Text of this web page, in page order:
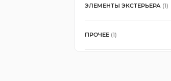
ЭЛЕМЕНТЫ ЭКСТЕРЬЕРА (1)
ПРОЧЕЕ (1)